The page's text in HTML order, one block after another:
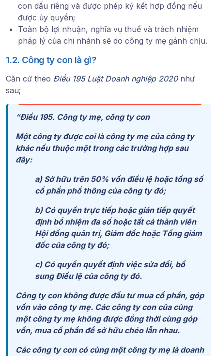
con dấu riêng và được phép ký kết hợp đồng nếu
được ủy quyền;
Toàn bộ lợi nhuận, nghĩa vụ thuế và trách nhiệm
pháp lý của chi nhánh sẽ do công ty mẹ gánh chịu.
1.2. Công ty con là gì?
Căn cứ theo Điều 195 Luật Doanh nghiệp 2020như
sau;
“​​Điều 195. Công ty mẹ, công ty con
Một công ty được coi là công ty mẹ của công ty
khác nếu thuộc một trong các trường hợp sau
đây:
a) Sở hữu trên 50% vốn điều lệ hoặc tổng số
cổ phần phổ thông của công ty đó;
b) Có quyền trực tiếp hoặc gián tiếp quyết
định bổ nhiệm đa số hoặc tất cả thành viên
Hội đồng quản trị, Giám đốc hoặc Tổng giám
đốc của công ty đó;
c) Có quyền quyết định việc sửa đổi, bổ
sung Điều lệ của công ty đó.
Công ty con không được đầu tư mua cổ phần, góp
vốn vào công ty mẹ. Các công ty con của cùng
một công ty mẹ không được đồng thời cùng góp
vốn, mua cổ phần để sở hữu chéo lẫn nhau.
Các công ty con có cùng một công ty mẹ là doanh